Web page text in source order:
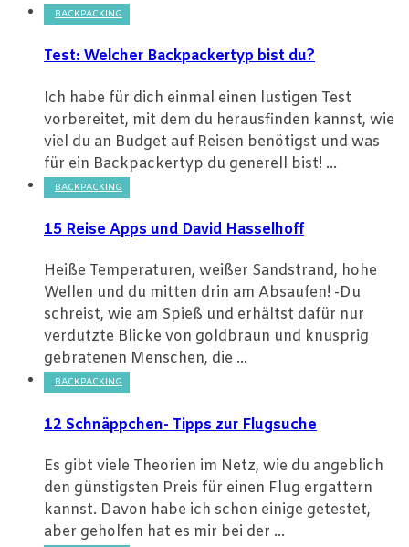
BACKPACKING
Test: Welcher Backpackertyp bist du?
Ich habe für dich einmal einen lustigen Test
vorbereitet, mit dem du herausfinden kannst, wie
viel du an Budget auf Reisen benötigst und was
für ein Backpackertyp du generell bist! ...
BACKPACKING
15 Reise Apps und David Hasselhoff
Heiße Temperaturen, weißer Sandstrand, hohe
Wellen und du mitten drin am Absaufen! -Du
schreist, wie am Spieß und erhältst dafür nur
verdutzte Blicke von goldbraun und knusprig
gebratenen Menschen, die ...
BACKPACKING
12 Schnäppchen- Tipps zur Flugsuche
Es gibt viele Theorien im Netz, wie du angeblich
den günstigsten Preis für einen Flug ergattern
kannst. Davon habe ich schon einige getestet,
aber geholfen hat es mir bei der ...